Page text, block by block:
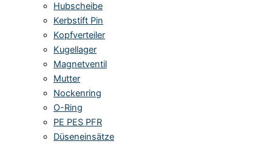
Hubscheibe
Kerbstift Pin
Kopfverteiler
Kugellager
Magnetventil
Mutter
Nockenring
O-Ring
PE PES PFR
Düseneinsätze